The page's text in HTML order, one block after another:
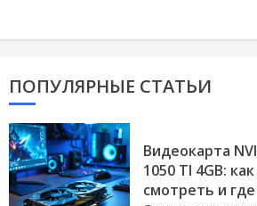
ПОПУЛЯРНЫЕ СТАТЬИ
Видеокарта
1050 TI 4GB:
смотреть и